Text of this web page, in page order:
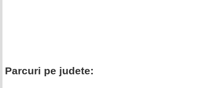
Parcuri pe judete: